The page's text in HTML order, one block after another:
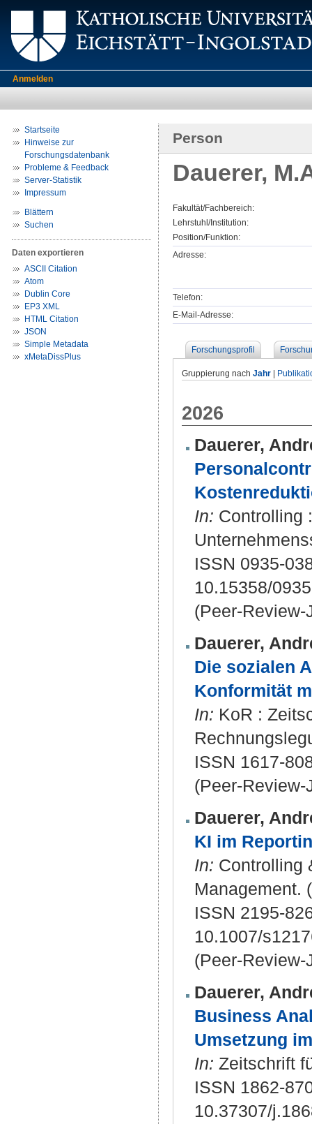
Anmelden
Startseite
Hinweise zur
Forschungsdatenbank
Probleme & Feedback
Server-Statistik
Impressum
Blättern
Suchen
Daten exportieren
ASCII Citation
Atom
Dublin Core
EP3 XML
HTML Citation
JSON
Simple Metadata
xMetaDissPlus
Person
Dauerer,
Fakultät/Fachbereich:
Lehrstuhl/Institution:
Position/Funktion:
Adresse:
Telefon:
E-Mail-Adresse:
Forschungsprofil
Gruppierung nach Jahr
2026
Dauerer,
In: Controlling
ISSN 0935-
10.15358/
(Peer-Review-
Dauerer,
Die sozialen
Konformität
In: KoR :
ISSN 1617-
(Peer-Review-
Dauerer,
KI im
In: Controlling
Management.
ISSN 2195-
10.1007/
(Peer-Review-
Dauerer,
Business
Umsetzung
In: Zeitschrift
ISSN 1862-
10.37307/